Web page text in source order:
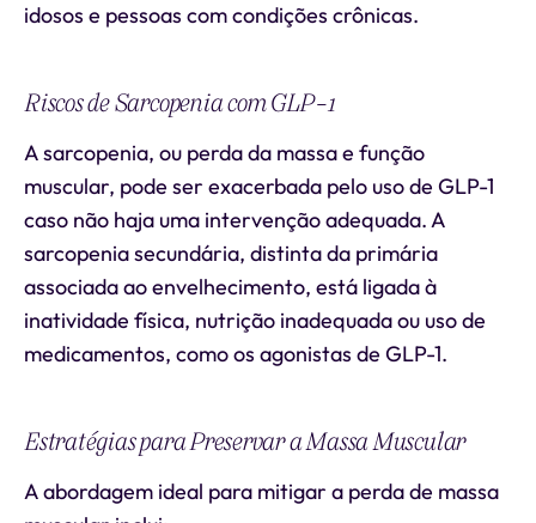
idosos e pessoas com condições crônicas.
Riscos de Sarcopenia com GLP-1
A sarcopenia, ou perda da massa e função
muscular, pode ser exacerbada pelo uso de GLP-1
caso não haja uma intervenção adequada. A
sarcopenia secundária, distinta da primária
associada ao envelhecimento, está ligada à
inatividade física, nutrição inadequada ou uso de
medicamentos, como os agonistas de GLP-1.
Estratégias para Preservar a Massa Muscular
A abordagem ideal para mitigar a perda de massa